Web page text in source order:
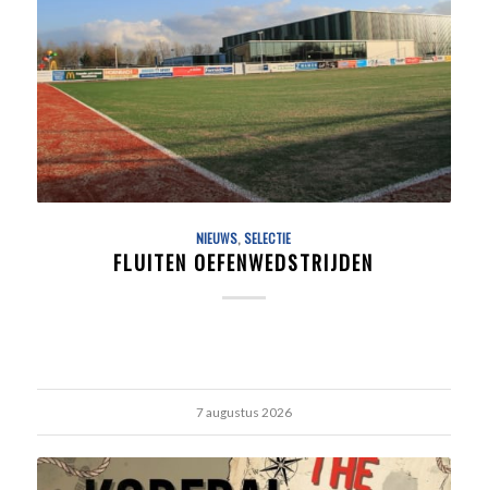
NIEUWS,SELECTIE
FLUITEN OEFENWEDSTRIJDEN
7 augustus 2026